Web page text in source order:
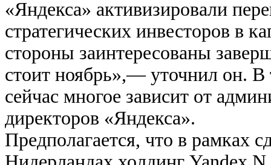
«Яндекса» активизировали
стратегических инвесторов в
стороны заинтересованы
стоит ноябрь»,— уточнил он. В
сейчас многое зависит от
директоров «Яндекса».
Предполагается, что в рамках